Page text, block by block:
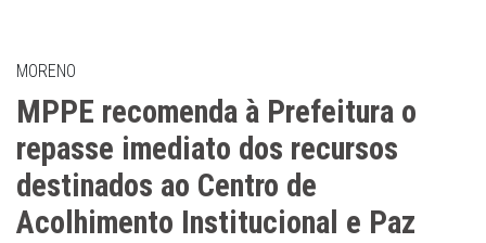
MORENO
MPPE recomenda à Prefeitura o
repasse imediato dos recursos
destinados ao Centro de
Acolhimento Institucional e Paz